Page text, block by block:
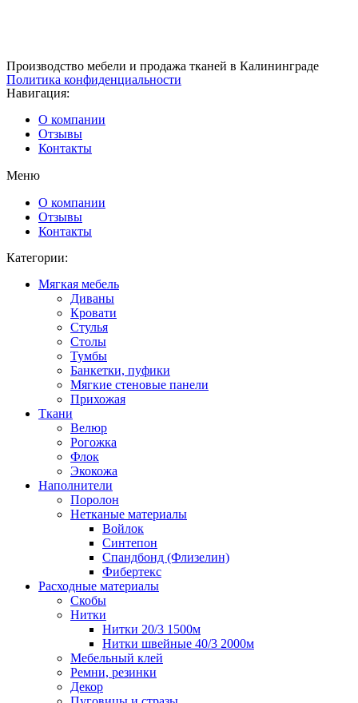
Производство мебели и продажа тканей в Калининграде
Политика конфиденциальности
Навигация:
О компании
Отзывы
Контакты
Меню
О компании
Отзывы
Контакты
Категории:
Мягкая мебель
Диваны
Кровати
Стулья
Столы
Тумбы
Банкетки, пуфики
Мягкие стеновые панели
Прихожая
Ткани
Велюр
Рогожка
Флок
Экокожа
Наполнители
Поролон
Нетканые материалы
Войлок
Синтепон
Спандбонд (Флизелин)
Фибертекс
Расходные материалы
Скобы
Нитки
Нитки 20/3 1500м
Нитки швейные 40/3 2000м
Мебельный клей
Ремни, резинки
Декор